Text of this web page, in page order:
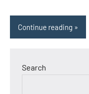
Continue reading
Search